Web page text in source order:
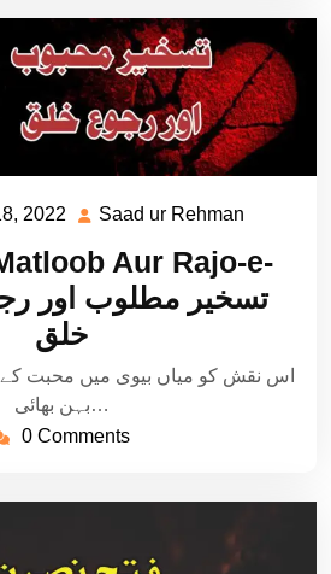
2022 November
2022
Saad ur Rehman
Rehman
Aur Rajo-e-
خلق
اس نقش کو میاں بیوی میں محبت کے
بہن بھائی…
0 Comments